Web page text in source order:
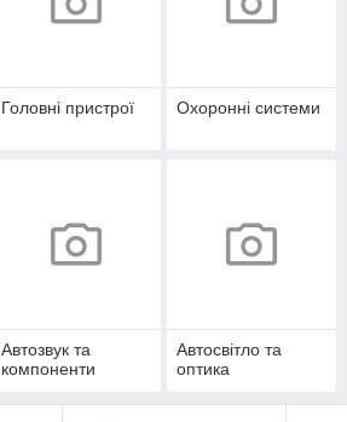
Головні пристрої Охоронні системи
Автозвук та
компоненти
Автосвітло та
оптика